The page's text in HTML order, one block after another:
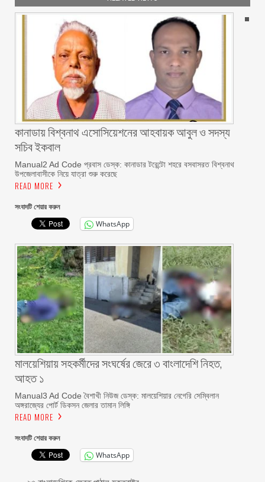
কানাডায় বিশ্বনাথ এসোসিয়েশনের আহবায়ক আবুল ও সদস্য
সচিব ইকবাল
Manual2 Ad Code প্রবাস ডেস্ক: কানাডার টরেন্টো শহরে বসবাসরত বিশ্বনাথ
উপজেলাবাসীকে নিয়ে যাত্রা শুরু করেছে
READ MORE
সংবাদটি শেয়ার করুন
WhatsApp
মালয়েশিয়ায় সহকর্মীদের সংঘর্ষের জেরে ৩ বাংলাদেশি নিহত,
আহত ১
Manual3 Ad Code বৈশাখী নিউজ ডেস্ক: মালয়েশিয়ার নেগেরি সেম্বিলান
অঙ্গরাজ্যের পোর্ট ডিকসন জেলার তামান লিঙ্গি
READ MORE
সংবাদটি শেয়ার করুন
WhatsApp